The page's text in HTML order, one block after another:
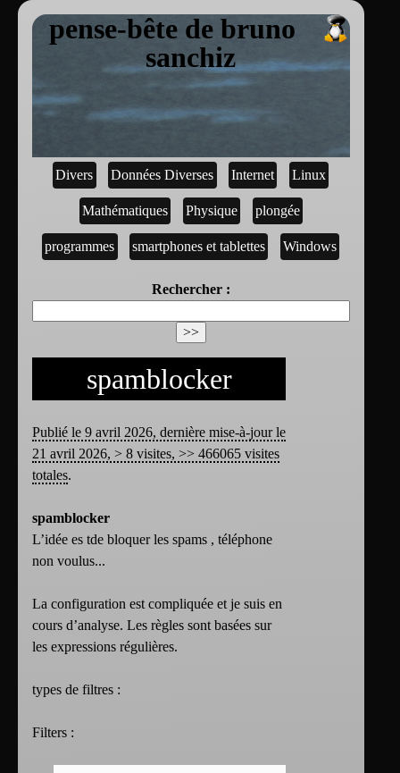
pense-bête de bruno
sanchiz
Divers Données Diverses Internet Linux
Mathématiques Physique plongée
programmes smartphones et tablettes Windows
Rechercher :
spamblocker
Publié le 9 avril 2026, dernière mise-à-jour le
21 avril 2026, > 8 visites, >> 466065 visites
totales.
spamblocker
L’idée es tde bloquer les spams , téléphone
non voulus...
La configuration est compliquée et je suis en
cours d’analyse. Les règles sont basées sur
les expressions régulières.
types de filtres :
Filters :